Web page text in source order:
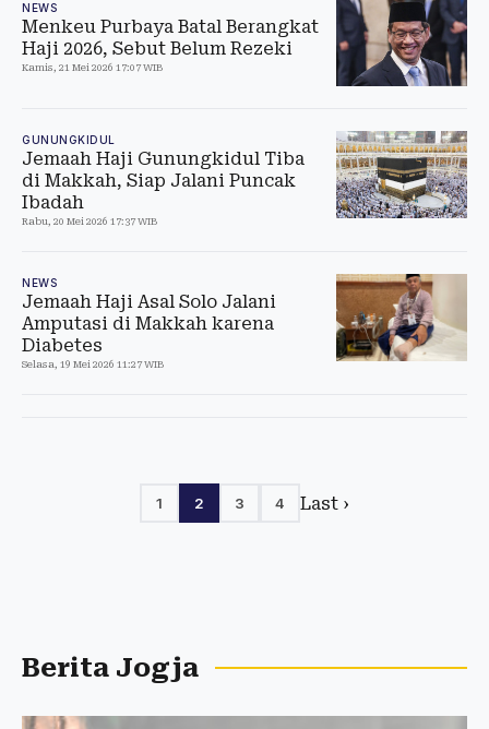
NEWS
Menkeu Purbaya Batal Berangkat
Haji 2026, Sebut Belum Rezeki
Kamis, 21 Mei 2026 17:07 WIB
GUNUNGKIDUL
Jemaah Haji Gunungkidul Tiba
di Makkah, Siap Jalani Puncak
Ibadah
Rabu, 20 Mei 2026 17:37 WIB
NEWS
Jemaah Haji Asal Solo Jalani
Amputasi di Makkah karena
Diabetes
Selasa, 19 Mei 2026 11:27 WIB
1 2 3 4 Last ›
Berita Jogja